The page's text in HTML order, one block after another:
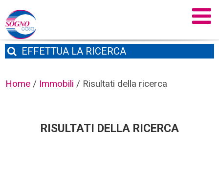
EFFETTUA LA RICERCA
Home / Immobili / Risultati della ricerca
RISULTATI DELLA RICERCA